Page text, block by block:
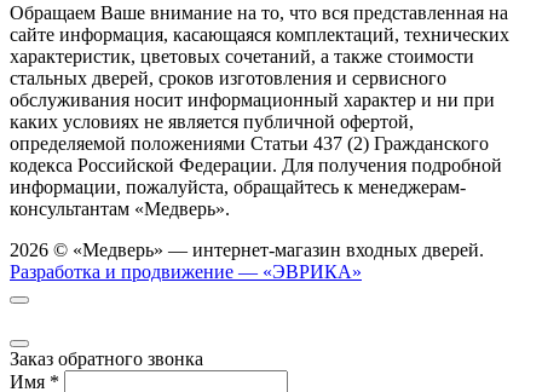
Обращаем Ваше внимание на то, что вся представленная на
сайте информация, касающаяся комплектаций, технических
характеристик, цветовых сочетаний, а также стоимости
стальных дверей, сроков изготовления и сервисного
обслуживания носит информационный характер и ни при
каких условиях не является публичной офертой,
определяемой положениями Статьи 437 (2) Гражданского
кодекса Российской Федерации. Для получения подробной
информации, пожалуйста, обращайтесь к менеджерам-
консультантам «Медверь».
2026 © «Медверь» — интернет-магазин входных дверей.
Разработка и продвижение — «ЭВРИКА»
Заказ обратного звонка
Имя *